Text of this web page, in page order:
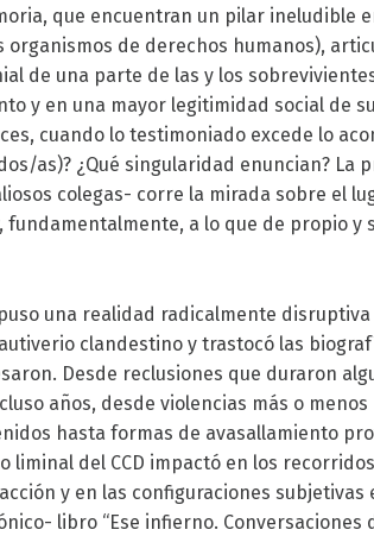
que encuentran un pilar ineludible
de derechos humanos),
de una parte de las y los
y en una mayor legitimidad social de
cuando lo testimoniado excede lo
as)? ¿Qué singularidad enuncian? La
colegas- corre la mirada sobre el
a lo que de propio y
una realidad radicalmente disruptiva
clandestino y trastocó las
Desde reclusiones que duraron
años, desde violencias más o menos
hasta formas de avasallamiento
liminal del CCD impactó en los
y en las configuraciones subjetivas
libro “Ese infierno. Conversaciones